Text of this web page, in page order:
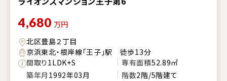
4,680 万円
北区豊島２丁目
京浜東北・根岸線「王子」駅 徒歩13分
間取り1LDK+S 専有面積52.89㎡
築年月 1992年03月 階数2階/5階建て